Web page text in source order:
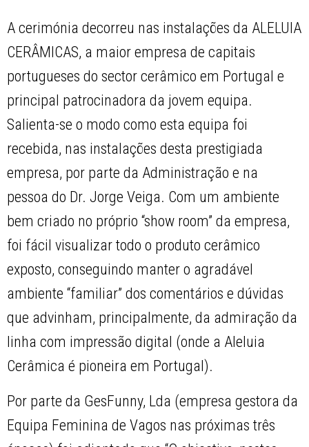
A cerimónia decorreu nas instalações da ALELUIA
CERÂMICAS, a maior empresa de capitais
portugueses do sector cerâmico em Portugal e
principal patrocinadora da jovem equipa.
Salienta-se o modo como esta equipa foi
recebida, nas instalações desta prestigiada
empresa, por parte da Administração e na
pessoa do Dr. Jorge Veiga. Com um ambiente
bem criado no próprio “show room” da empresa,
foi fácil visualizar todo o produto cerâmico
exposto, conseguindo manter o agradável
ambiente “familiar” dos comentários e dúvidas
que advinham, principalmente, da admiração da
linha com impressão digital (onde a Aleluia
Cerâmica é pioneira em Portugal).
Por parte da GesFunny, Lda (empresa gestora da
Equipa Feminina de Vagos nas próximas três